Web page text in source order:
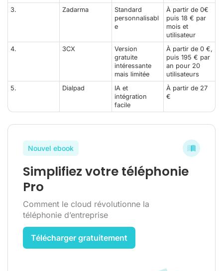
3.
Zadarma
Standard
personnalisabl
e
À partir de 0€
puis 18 € par
mois et
utilisateur
4.
3CX
Version
gratuite
intéressante
mais limitée
À partir de 0 €,
puis 195 € par
an pour 20
utilisateurs
5.
Dialpad
IA et
intégration
facile
À partir de 27
€
Nouvel ebook
Simplifiez votre téléphonie
Pro
Comment le cloud révolutionne la
téléphonie d’entreprise
Télécharger gratuitement